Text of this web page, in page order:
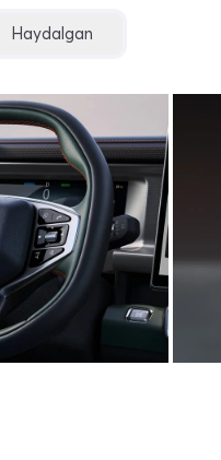
Haydalgan